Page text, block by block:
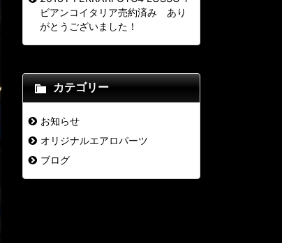
ビアンコイタリア売約済み あり
がとうございました！
カテゴリー
お知らせ
オリジナルエアロパーツ
ブログ